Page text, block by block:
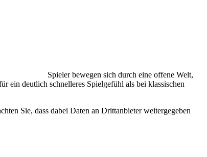
Spieler bewegen sich durch eine offene Welt,
ein deutlich schnelleres Spielgefühl als bei klassischen
Sie, dass dabei Daten an Drittanbieter weitergegeben